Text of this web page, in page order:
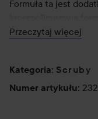
Formuła ta jest
witaminę B5
lub podrażnioną.
Przeczytaj więcej
Kategoria: Scruby
Numer artykułu: